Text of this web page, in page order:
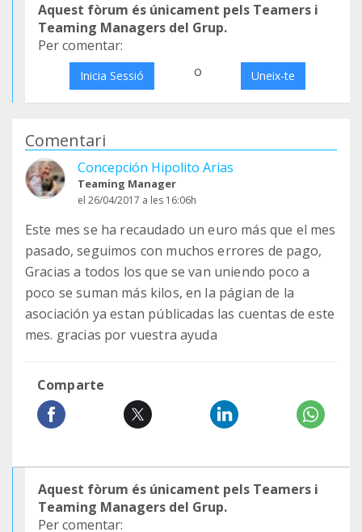
Aquest fòrum és únicament pels Teamers i
Teaming Managers del Grup.
Per comentar:
Inicia Sessió o Uneix-te
Comentari
Concepción Hipolito Arias
Teaming Manager
el 26/04/2017 a les 16:06h
Este mes se ha recaudado un euro más que el mes
pasado, seguimos con muchos errores de pago,
Gracias a todos los que se van uniendo poco a
poco se suman más kilos, en la págian de la
asociación ya estan públicadas las cuentas de este
mes. gracias por vuestra ayuda
Comparte
Aquest fòrum és únicament pels Teamers i
Teaming Managers del Grup.
Per comentar: